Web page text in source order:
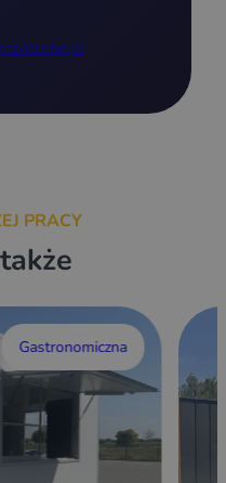
PRACY
Gastronomiczna